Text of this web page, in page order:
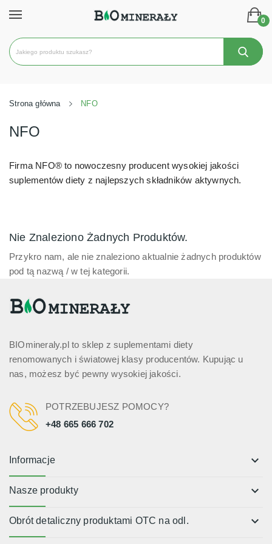
0
Strona główna NFO
NFO
Firma NFO® to nowoczesny producent wysokiej jakości
suplementów diety z najlepszych składników aktywnych.
Nie Znaleziono Żadnych Produktów.
Przykro nam, ale nie znaleziono aktualnie żadnych produktów
pod tą nazwą / w tej kategorii.
BIOmineraly.pl to sklep z suplementami diety
renomowanych i światowej klasy producentów. Kupując u
nas, możesz być pewny wysokiej jakości.
POTRZEBUJESZ POMOCY?
+48 665 666 702
Informacje keyboard_arrow_down
Nasze produkty keyboard_arrow_down
Obrót detaliczny produktami OTC na odl. keyboard_arrow_down